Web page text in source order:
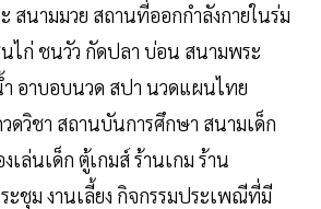
สนามมวย สถานที่ออกกำลังกายในร่ม
ไก่ ชนวัว กัดปลา บ่อน สนามพระ
ำ อาบอบนวด สปา นวดแผนไทย
วดวิชา สถานบันการศึกษา สนามเด็ก
เล่นเด็ก ตู้เกมส์ ร้านเกม ร้าน
ะชุม งานเลี้ยง กิจกรรมประเพณีที่มี